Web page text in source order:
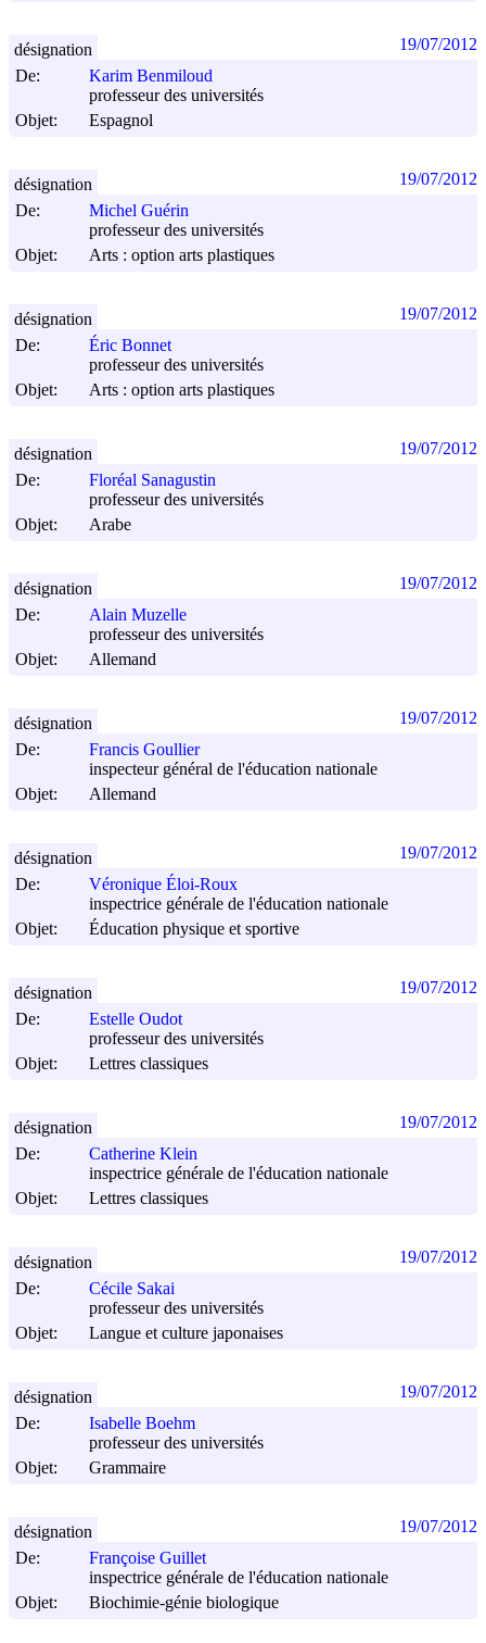
De:
Karim Benmiloud
professeur des universités
Objet:
Espagnol
désignation 19/07/2012
De:
Michel Guérin
professeur des universités
Objet:
Arts : option arts plastiques
désignation 19/07/2012
De:
Éric Bonnet
professeur des universités
Objet:
Arts : option arts plastiques
désignation 19/07/2012
De:
Floréal Sanagustin
professeur des universités
Objet:
Arabe
désignation 19/07/2012
De:
Alain Muzelle
professeur des universités
Objet:
Allemand
désignation 19/07/2012
De:
Francis Goullier
inspecteur général de l'éducation nationale
Objet:
Allemand
désignation 19/07/2012
De:
Véronique Éloi-Roux
inspectrice générale de l'éducation nationale
Objet:
Éducation physique et sportive
désignation 19/07/2012
De:
Estelle Oudot
professeur des universités
Objet:
Lettres classiques
désignation 19/07/2012
De:
Catherine Klein
inspectrice générale de l'éducation nationale
Objet:
Lettres classiques
désignation 19/07/2012
De:
Cécile Sakai
professeur des universités
Objet:
Langue et culture japonaises
désignation 19/07/2012
De:
Isabelle Boehm
professeur des universités
Objet:
Grammaire
désignation 19/07/2012
De:
Françoise Guillet
inspectrice générale de l'éducation nationale
Objet:
Biochimie-génie biologique
désignation 19/07/2012